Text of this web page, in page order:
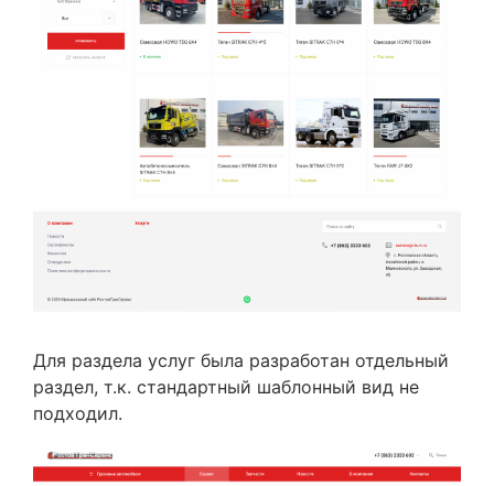
Для раздела услуг была разработан отдельный
раздел, т.к. стандартный шаблонный вид не
подходил.